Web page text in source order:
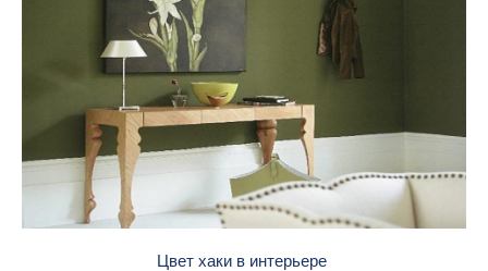
Цвет хаки в интерьере